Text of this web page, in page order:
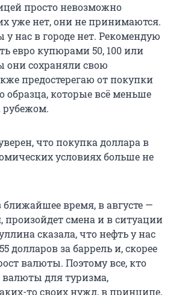
просто невозможно
уже нет, они не принимаются.
нас в городе нет. Рекомендую
евро купюрами 50, 100 или
они сохраняли свою
предостерегаю от покупки
образца, которые всё меньше
рубежом.
что покупка доллара в
условиях больше не
время, в августе —
произойдет смена и в ситуации
сказала, что нефть у нас
долларов за баррель и, скорее
валюты. Поэтому все, кто
валюты для туризма,
то своих нужд, в принципе,